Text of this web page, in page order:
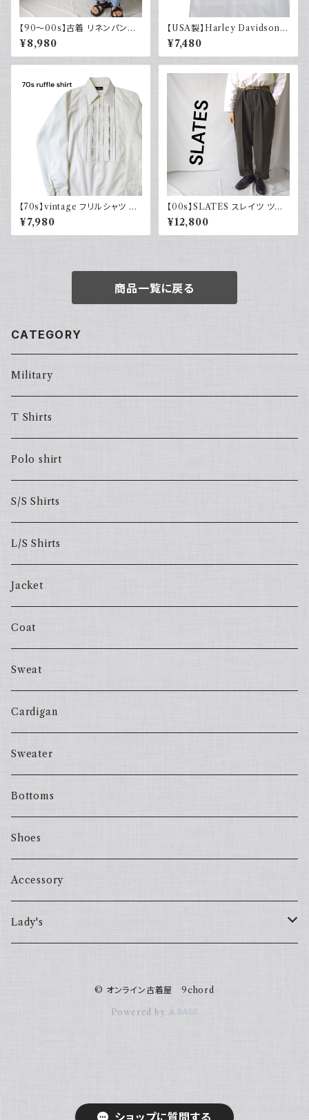
ショップに質問する
【90～00s】古着 リネンパンツ
ストライプ ライトブルー 夏 スラ
ックス
¥8,980
【USA製】Harley Davidson
ハーレーダビッドソン プリントT
シャツ 古着 ホワイト 白 2002
年 100周年
¥7,480
【70s】vintage フリルシャツ ヴ
ィンテージ古着 長袖シャツ ドレ
スシャツ 白 ホワイト系 1970年
代 レトロ
¥7,980
【00s】SLATES スレイツ ツー
タック スラックス リーバイス Le
vi's カーキグリーン 古着
¥12,800
商品一覧に戻る
CATEGORY
Military
T Shirts
Polo shirt
S/S Shirts
L/S Shirts
Jacket
Coat
Sweat
Cardigan
Sweater
Bottoms
Shoes
Accessory
Lady's
© オンライン古着屋 9chord
Powered by